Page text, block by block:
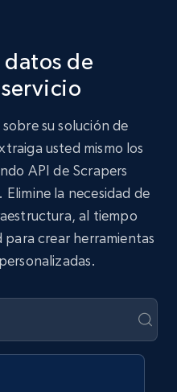
de
su solución de
usted mismo los
API de Scrapers
la necesidad de
al tiempo
crear herramientas